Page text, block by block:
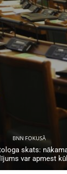
BNN FOKUSĀ
skats:
var apmest